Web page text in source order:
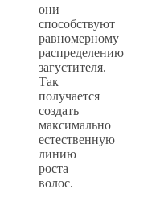
они
способствуют
равномерному
распределению
загустителя.
Так
получается
создать
максимально
естественную
линию
роста
волос.